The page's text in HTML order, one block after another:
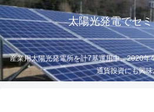
太陽光発電でセ
産業用太陽光発電所を計7基運用中。2020年
通貨投資にも興